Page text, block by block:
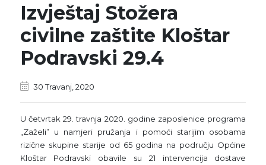
Izvještaj Stožera
civilne zaštite Kloštar
Podravski 29.4
30 Travanj, 2020
U četvrtak 29. travnja 2020. godine zaposlenice programa
„Zaželi” u namjeri pružanja i pomoći starijim osobama
rizične skupine starije od 65 godina na području Općine
Kloštar Podravski obavile su 21 intervencija dostave